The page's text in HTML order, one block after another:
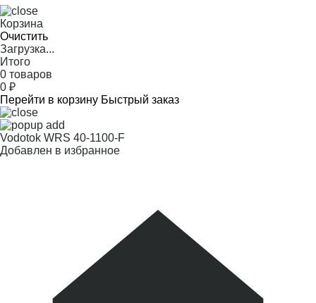
Корзина
Очистить
Загрузка...
Итого
0 товаров
0 ₽
Перейти в корзину Быстрый заказ
Vodotok WRS 40-1100-F
Добавлен в избранное